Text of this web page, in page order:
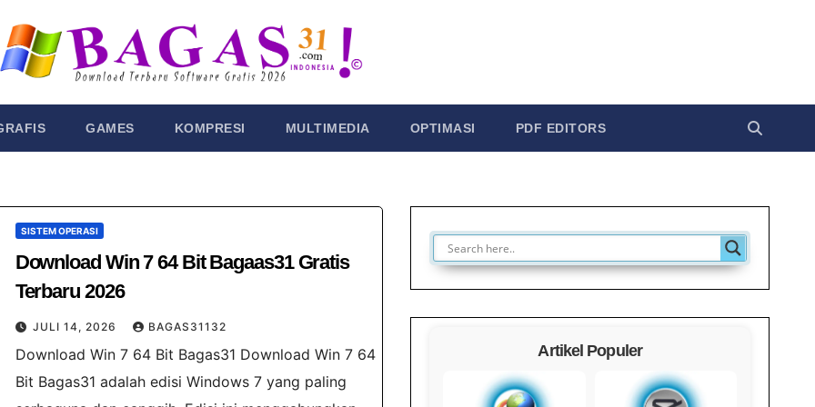
GAMES KOMPRESI MULTIMEDIA OPTIMASI PDF EDITORS
SISTEM OPERASI
Download Win 7 64 Bit Bagaas31​ Gratis
Terbaru 2026
JULI 14, 2026 BAGAS31132
Download Win 7 64 Bit Bagas31 Download Win 7 64
Bit Bagas31 adalah edisi Windows 7 yang paling
Artikel Populer